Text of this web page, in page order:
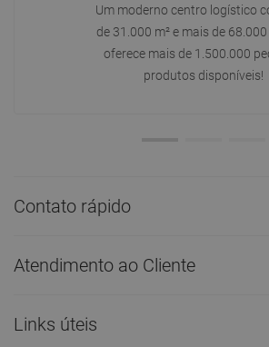
Um moderno centro logístico
de 31.000 m² e mais de
oferece mais de 1.500.000
produtos disponíveis!
Contato rápido
Atendimento ao Cliente
Links úteis